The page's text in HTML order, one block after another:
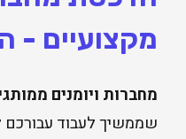
מקצועיים -
מחברות ויומנים
שממשיך לעבוד עבורכם